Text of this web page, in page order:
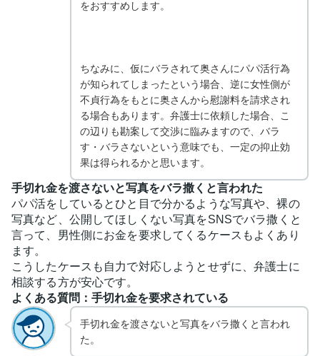
をおすすめします。
ちなみに、仮にバラされて奥さんにパパ活行為
が知られてしまったという場合、逆に女性側が
不貞行為をもとに奥さんから慰謝料を請求され
る場合もあります。弁護士に依頼した場合、こ
の辺りも勘案して交渉に臨みますので、バラ
す・バラさないという意味でも、一定の抑止効
果は得られるかと思います。
手切れ金を渡さないと写真をバラ撒くと言われた
パパ活をしているとひと目で分かるような写真や、裸の
写真など、公開してほしくない写真をSNSでバラ撒くと
言って、男性側にお金を要求してくるケースもよくあり
ます。
こうしたケースも自力で対応しようとせずに、弁護士に
相談する方が安心です。
よくある質問：手切れ金を要求されている
手切れ金を渡さないと写真をバラ撒くと言われ
た。